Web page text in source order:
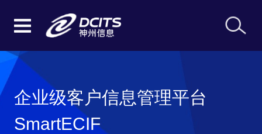
企业级客户信息管理平台
SmartECIF